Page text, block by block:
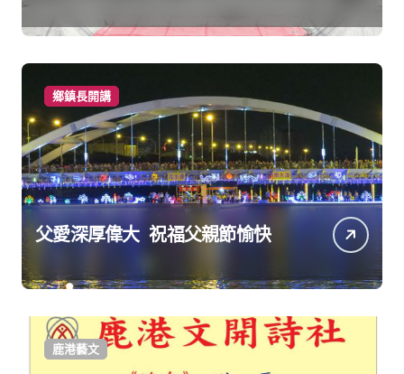
鄉鎮長開講
父愛深厚偉大 祝福父親節愉快
鹿港藝文